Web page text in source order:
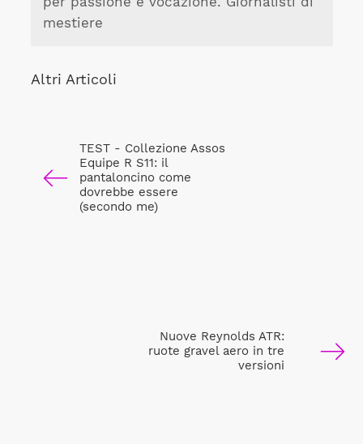
mestiere
Altri Articoli
TEST - Collezione Assos
Equipe R S11: il
pantaloncino come
dovrebbe essere
(secondo me)
Nuove Reynolds ATR:
ruote gravel aero in tre
versioni